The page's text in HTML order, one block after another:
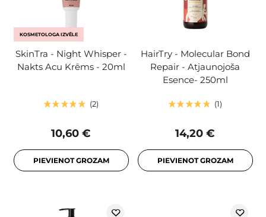
KOSMETOLOGA IZVĒLE
SkinTra - Night Whisper -
Nakts Acu Krēms - 20ml
2
10,60 €
PIEVIENOT GROZAM
HairTry - Molecular Bond
Repair - Atjaunojoša
Esence- 250ml
1
14,20 €
PIEVIENOT GROZAM